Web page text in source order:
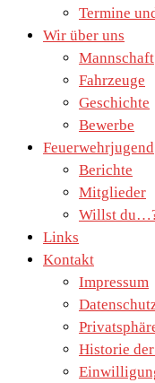
Termine
Wir über uns
Mannschaft
Fahrzeuge
Geschichte
Bewerbe
Feuerwehrjugend
Berichte
Mitglieder
Willst
Links
Kontakt
Impressum
Historie